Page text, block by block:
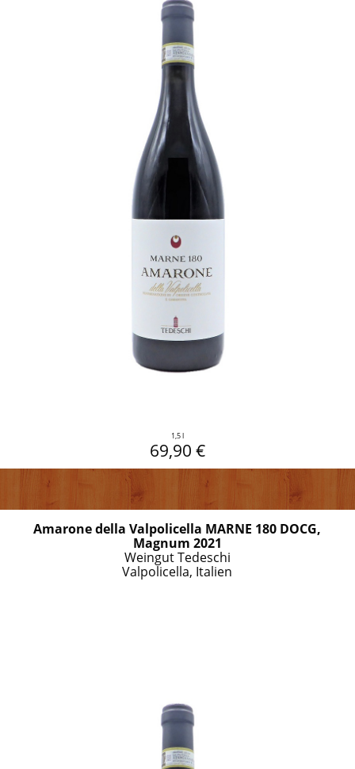
1,5 l
69,90 €
Amarone della Valpolicella MARNE 180 DOCG,
Magnum 2021
Weingut Tedeschi
Valpolicella, Italien